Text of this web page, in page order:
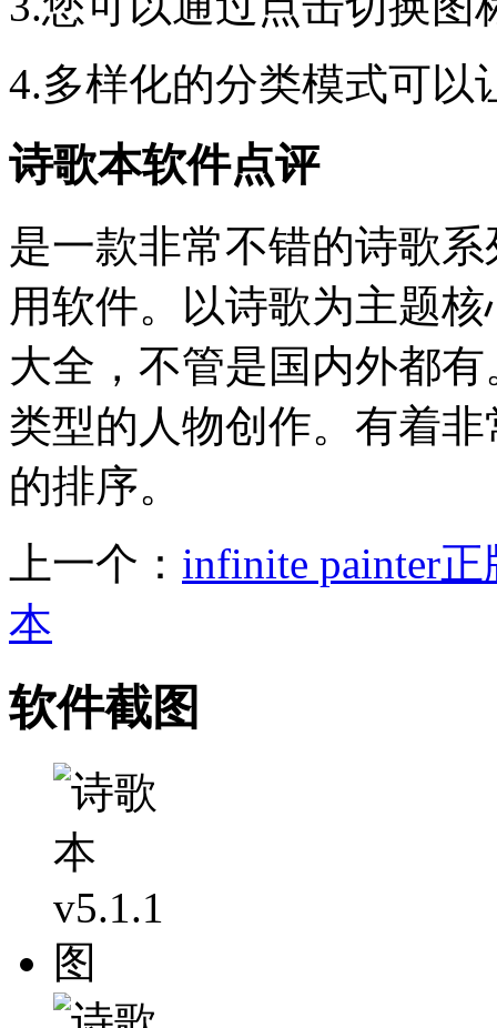
4.多样化的分类模式可以
诗歌本软件点评
是一款非常不错的诗歌
用软件。以诗歌为主题
大全，不管是国内外都
类型的人物创作。有着
的排序。
上一个： infinite painter
本
软件截图